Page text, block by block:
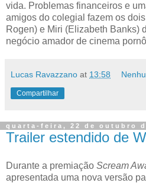
vida. Problemas financeiros e
amigos do colegial fazem os
Rogen) e Miri (Elizabeth Banks)
negócio amador de cinema
Lucas Ravazzano at 13:58
Compartilhar
quarta-feira, 22 de outubro
Trailer estendido de
Durante a premiação Scream
apresentada uma nova versão